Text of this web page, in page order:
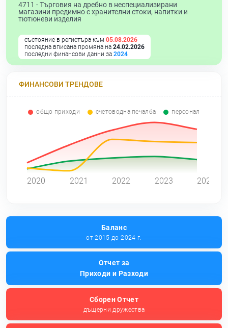
4711 -Търговия на дребно в неспециализирани
магазини предимно с хранителни стоки, напитки и
тютюневи изделия
състояние в регистъра към 05.08.2026
последна вписана промяна на 24.02.2026
последни финансови данни за 2024
ФИНАНСОВИ ТРЕНДОВЕ
общо приходи счетоводна печалба персонал
2020 2021 2022 2023 2024
Баланс
от 2015 до 2024 г.
Отчет за
Приходи и Разходи
Сборен Отчет
дъщерни дружества